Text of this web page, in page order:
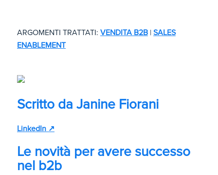
ARGOMENTI TRATTATI: VENDITA B2B | SALES
ENABLEMENT
Scritto da Janine Fiorani
LinkedIn ↗
Le novità per avere successo
nel b2b